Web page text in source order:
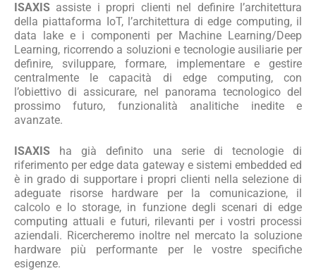
ISAXIS assiste i propri clienti nel definire l’architettura
della piattaforma IoT, l’architettura di edge computing, il
data lake e i componenti per Machine Learning/Deep
Learning, ricorrendo a soluzioni e tecnologie ausiliarie per
definire, sviluppare, formare, implementare e gestire
centralmente le capacità di edge computing, con
l’obiettivo di assicurare, nel panorama tecnologico del
prossimo futuro, funzionalità analitiche inedite e
avanzate.
ISAXIS ha già definito una serie di tecnologie di
riferimento per edge data gateway e sistemi embedded ed
è in grado di supportare i propri clienti nella selezione di
adeguate risorse hardware per la comunicazione, il
calcolo e lo storage, in funzione degli scenari di edge
computing attuali e futuri, rilevanti per i vostri processi
aziendali. Ricercheremo inoltre nel mercato la soluzione
hardware più performante per le vostre specifiche
esigenze.